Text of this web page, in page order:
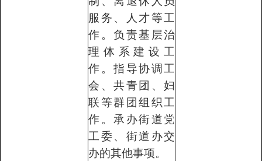
服务、人才等工
作。负责基层治
理体系建设工
作。指导协调工
会、共青团、妇
联等群团组织工
作。承办街道党
工委、街道办交
办的其他事项。